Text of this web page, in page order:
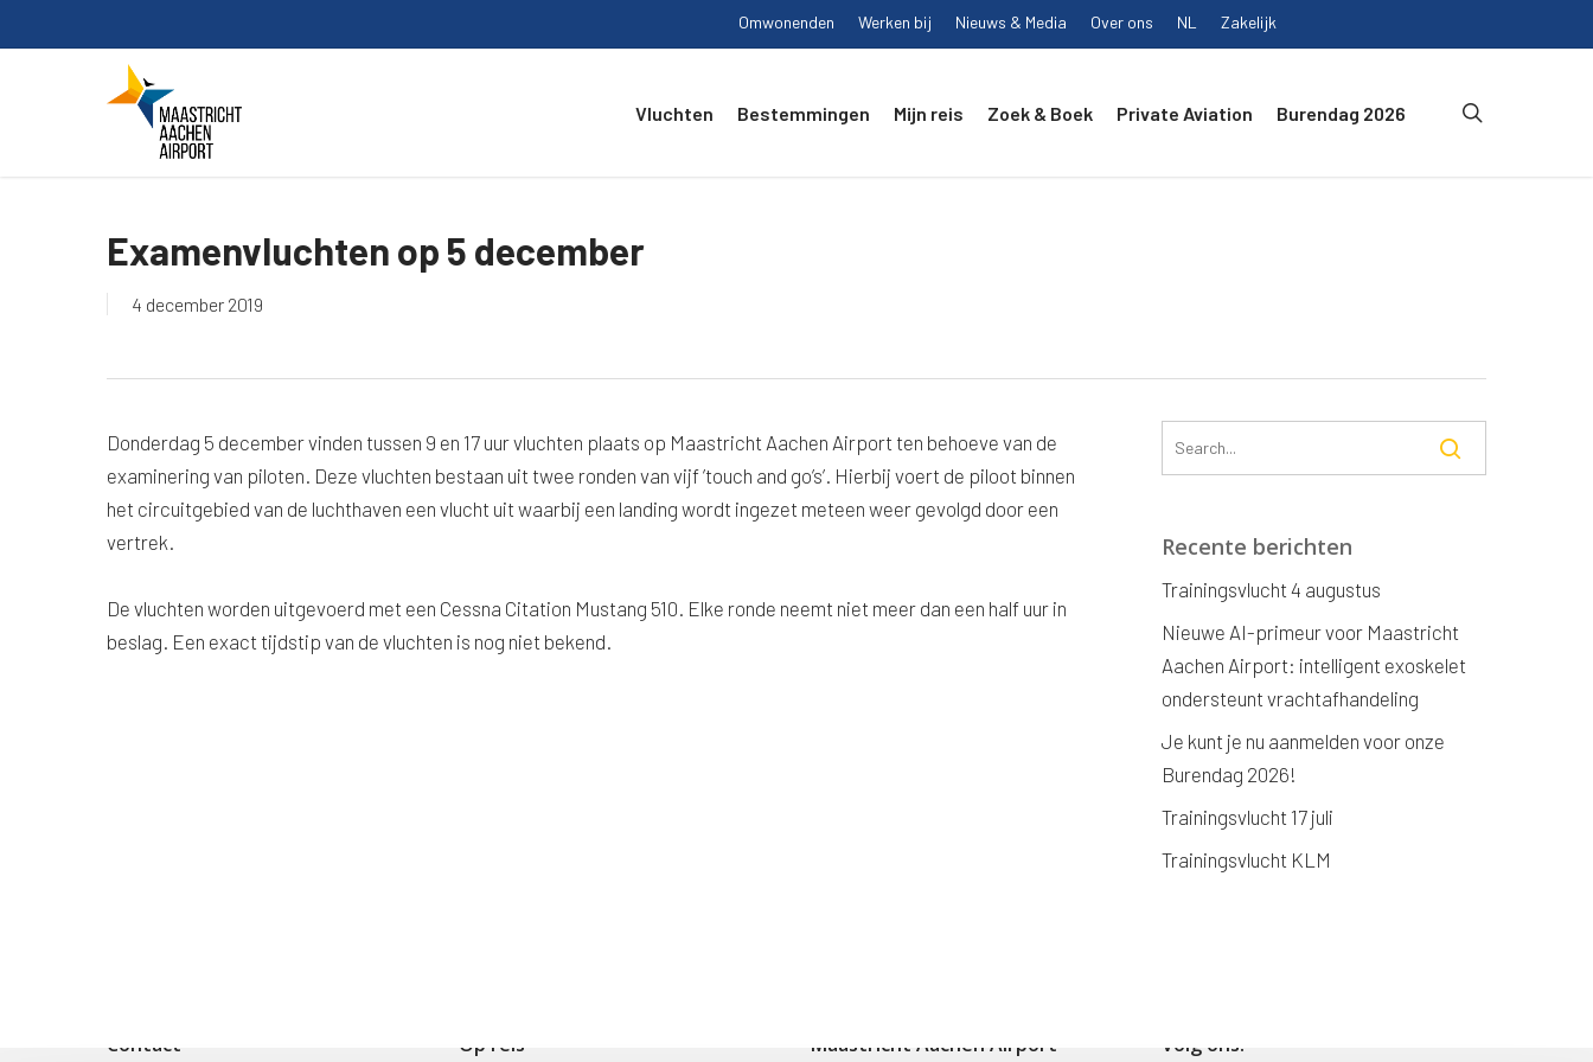
to
Omwonenden Werken bij Nieuws & Media Over ons NL Zakelijk
Vluchten Bestemmingen Mijn reis Zoek & Boek Private Aviation Burendag 2026
Examenvluchten op 5 december
4 december 2019
Donderdag 5 december vinden tussen 9 en 17 uur vluchten plaats op Maastricht Aachen Airport ten behoeve van de
examinering van piloten. Deze vluchten bestaan uit twee ronden van vijf ’touch and go’s’. Hierbij voert de piloot binnen
het circuitgebied van de luchthaven een vlucht uit waarbij een landing wordt ingezet meteen weer gevolgd door een
vertrek.
De vluchten worden uitgevoerd met een Cessna Citation Mustang 510. Elke ronde neemt niet meer dan een half uur in
beslag. Een exact tijdstip van de vluchten is nog niet bekend.
Recente berichten
Trainingsvlucht 4 augustus
Nieuwe AI-primeur voor Maastricht
Aachen Airport: intelligent exoskelet
ondersteunt vrachtafhandeling
Je kunt je nu aanmelden voor onze
Burendag 2026!
Trainingsvlucht 17 juli
Trainingsvlucht KLM
Contact Op reis Maastricht Aachen Airport Volg ons!